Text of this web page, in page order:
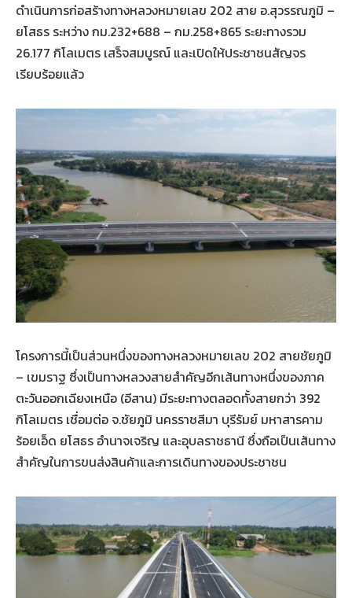
ดำเนินการก่อสร้างทางหลวงหมายเลข 202 สาย อ.สุวรรณภูมิ –
ยโสธร ระหว่าง กม.232+688 – กม.258+865 ระยะทางรวม
26.177 กิโลเมตร เสร็จสมบูรณ์ และเปิดให้ประชาชนสัญจร
เรียบร้อยแล้ว
โครงการนี้เป็นส่วนหนึ่งของทางหลวงหมายเลข 202 สายชัยภูมิ
– เขมราฐ ซึ่งเป็นทางหลวงสายสำคัญอีกเส้นทางหนึ่งของภาค
ตะวันออกเฉียงเหนือ (อีสาน) มีระยะทางตลอดทั้งสายกว่า 392
กิโลเมตร เชื่อมต่อ จ.ชัยภูมิ นครราชสีมา บุรีรัมย์ มหาสารคาม
ร้อยเอ็ด ยโสธร อำนาจเจริญ และอุบลราชธานี ซึ่งถือเป็นเส้นทาง
สำคัญในการขนส่งสินค้าและการเดินทางของประชาชน